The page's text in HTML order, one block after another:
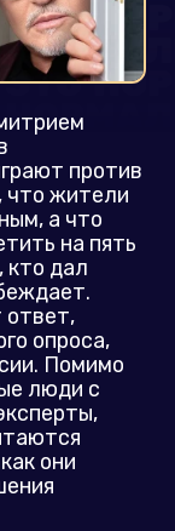
против
что жители
а что
на пять
кто дал
ответ,
опроса,
Помимо
люди с
они